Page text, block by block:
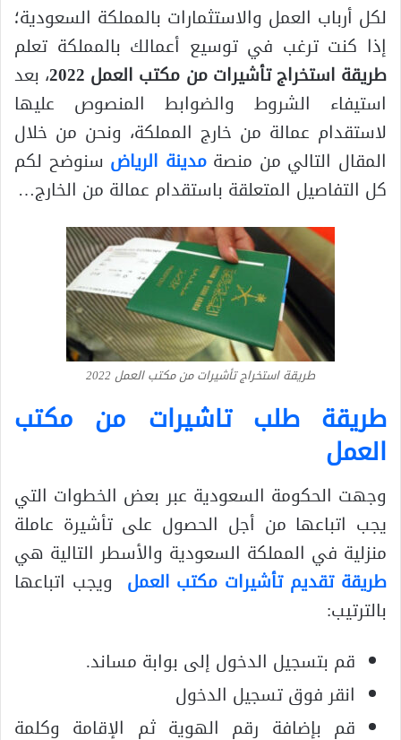
لكل أرباب العمل والاستثمارات بالمملكة السعودية؛
إذا كنت ترغب في توسيع أعمالك بالمملكة تعلم
طريقة استخراج تأشيرات من مكتب العمل 2022
، بعد
استيفاء الشروط والضوابط المنصوص عليها
لاستقدام عمالة من خارج المملكة، ونحن من خلال
المقال التالي من منصةمدينة الرياض سنوضح لكم
كل التفاصيل المتعلقة باستقدام عمالة من الخارج…
طريقة استخراج تأشيرات من مكتب العمل 2022
طريقة طلب تاشيرات من مكتب
العمل
وجهت الحكومة السعودية عبر بعض الخطوات التي
يجب اتباعها من أجل الحصول على تأشيرة عاملة
منزلية في المملكة السعودية والأسطر التالية هي
طريقة تقديم تأشيرات مكتب العمل ويجب اتباعها
بالترتيب:
قم بتسجيل الدخول إلى بوابة مساند.
انقر فوق تسجيل الدخول
قم بإضافة رقم الهوية ثم الإقامة وكلمة